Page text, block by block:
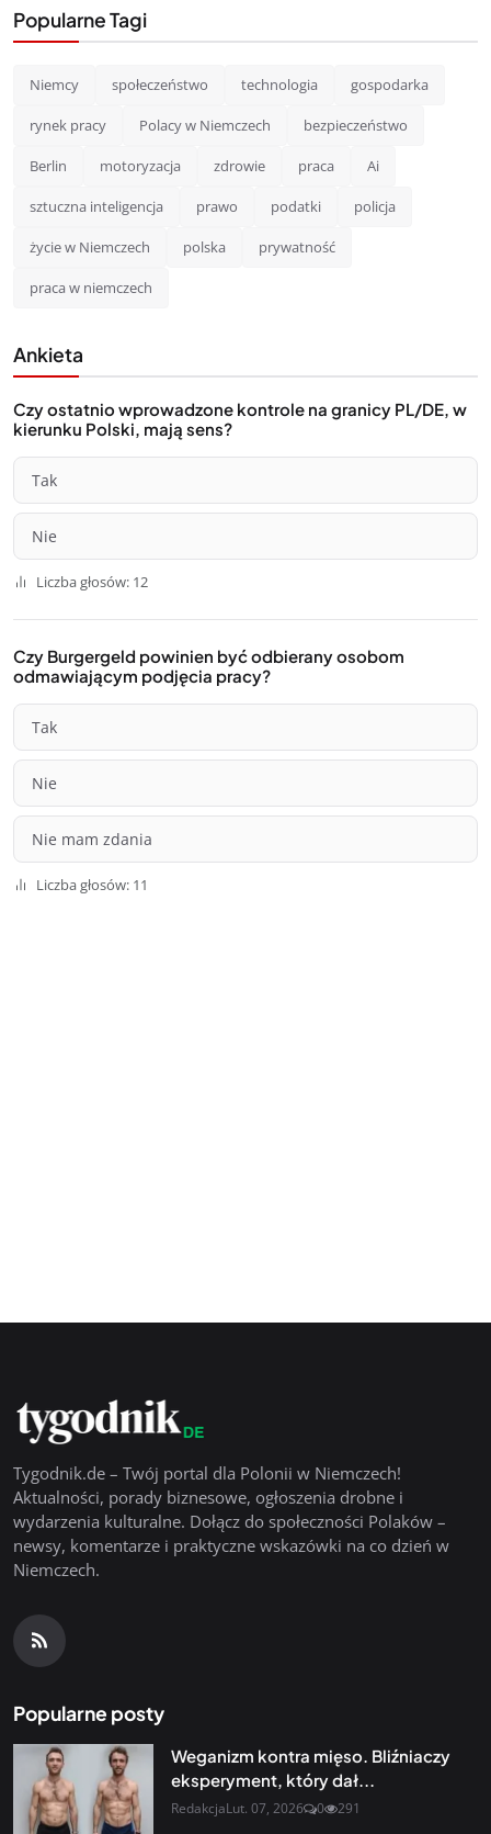
Popularne Tagi
Niemcy społeczeństwo technologia gospodarka
rynek pracy Polacy w Niemczech bezpieczeństwo
Berlin motoryzacja zdrowie praca Ai
sztuczna inteligencja prawo podatki policja
życie w Niemczech polska prywatność
praca w niemczech
Ankieta
Czy ostatnio wprowadzone kontrole na granicy PL/DE, w
kierunku Polski, mają sens?
Tak
Nie
Liczba głosów: 12
Czy Burgergeld powinien być odbierany osobom
odmawiającym podjęcia pracy?
Tak
Nie
Nie mam zdania
Liczba głosów: 11
Tygodnik.de – Twój portal dla Polonii w Niemczech!
Aktualności, porady biznesowe, ogłoszenia drobne i
wydarzenia kulturalne. Dołącz do społeczności Polaków –
newsy, komentarze i praktyczne wskazówki na co dzień w
Niemczech.
Popularne posty
Weganizm kontra mięso. Bliźniaczy
eksperyment, który dał...
RedakcjaLut. 07, 2026 0 291